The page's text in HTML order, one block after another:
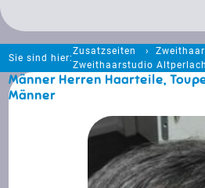
Sie sind hier:
Zusatzseiten
Zweithaarstudio Altperlach
Männer Herren Haarteile,
Männer